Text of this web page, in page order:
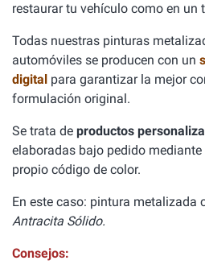
restaurar tu vehículo como en un
Todas nuestras pinturas
automóviles se producen con un
digital para garantizar la mejor
formulación original.
Se trata de productos
elaboradas bajo pedido
propio código de color.
En este caso: pintura metalizada
Antracita Sólido.
Consejos: